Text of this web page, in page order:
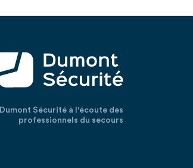
Dumont Sécurité à l'écoute des
professionnels du secours